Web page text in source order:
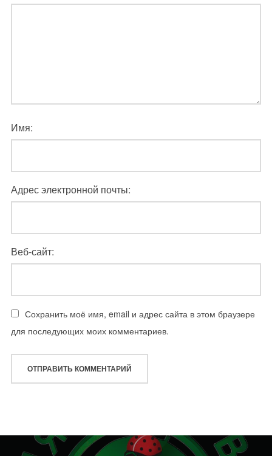
Имя:
Адрес электронной почты:
Веб-сайт:
Сохранить моё имя, email и адрес сайта в этом браузере
для последующих моих комментариев.
Навигация